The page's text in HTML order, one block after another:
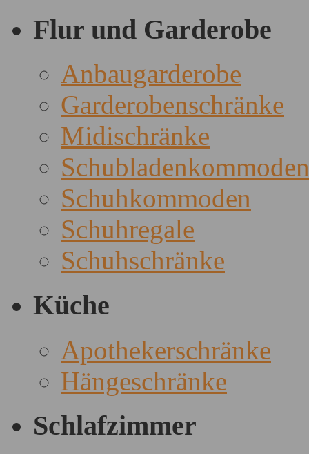
Flur und Garderobe
Anbaugarderobe
Garderobenschränke
Midischränke
Schubladenkommoden
Schuhkommoden
Schuhregale
Schuhschränke
Küche
Apothekerschränke
Hängeschränke
Schlafzimmer